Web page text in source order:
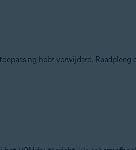
hebt verwijderd. Raadpleeg